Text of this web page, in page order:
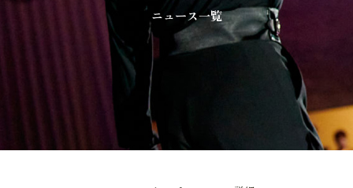
ニュース一覧